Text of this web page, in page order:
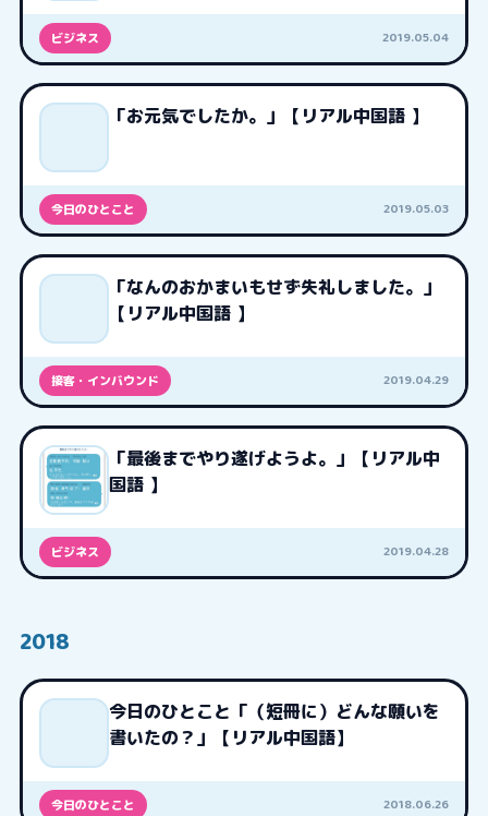
ビジネス 2019.05.04
「お元気でしたか。」【リアル中国語 】
今日のひとこと 2019.05.03
「なんのおかまいもせず失礼しました。」
【リアル中国語 】
接客・インバウンド 2019.04.29
「最後までやり遂げようよ。」【リアル中
国語 】
ビジネス 2019.04.28
2018
今日のひとこと「（短冊に）どんな願いを
書いたの？」【リアル中国語】
今日のひとこと 2018.06.26